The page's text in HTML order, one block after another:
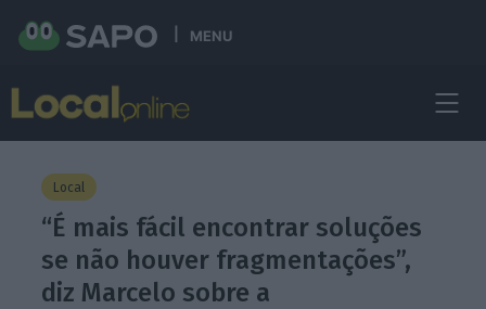
MENU
Local
“É mais fácil encontrar soluções
se não houver fragmentações”,
diz Marcelo sobre a